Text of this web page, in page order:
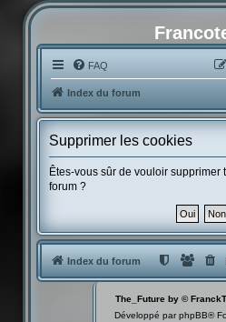
FAQ
Index du forum
Supprimer les cookies
Êtes-vous sûr de vouloir supprimer
forum ?
Index du forum
The_Future by ©
Développé parphpBB®